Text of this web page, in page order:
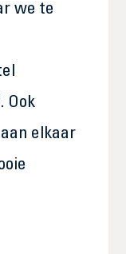
we te
Ook
elkaar